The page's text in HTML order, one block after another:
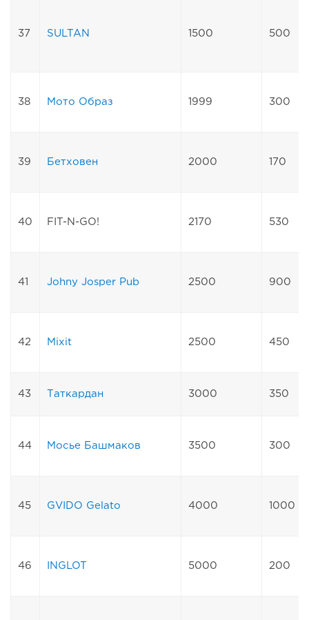
37 SULTAN 1500 500
38 Мото Образ 1999 300
39 Бетховен 2000 170
40 FIT-N-GO! 2170 530
41 Johny Josper Pub 2500 900
42 Mixit 2500 450
43 Таткардан 3000 350
44 Мосье Башмаков 3500 300
45 GVIDO Gelato 4000 1000
46 INGLOT 5000 200